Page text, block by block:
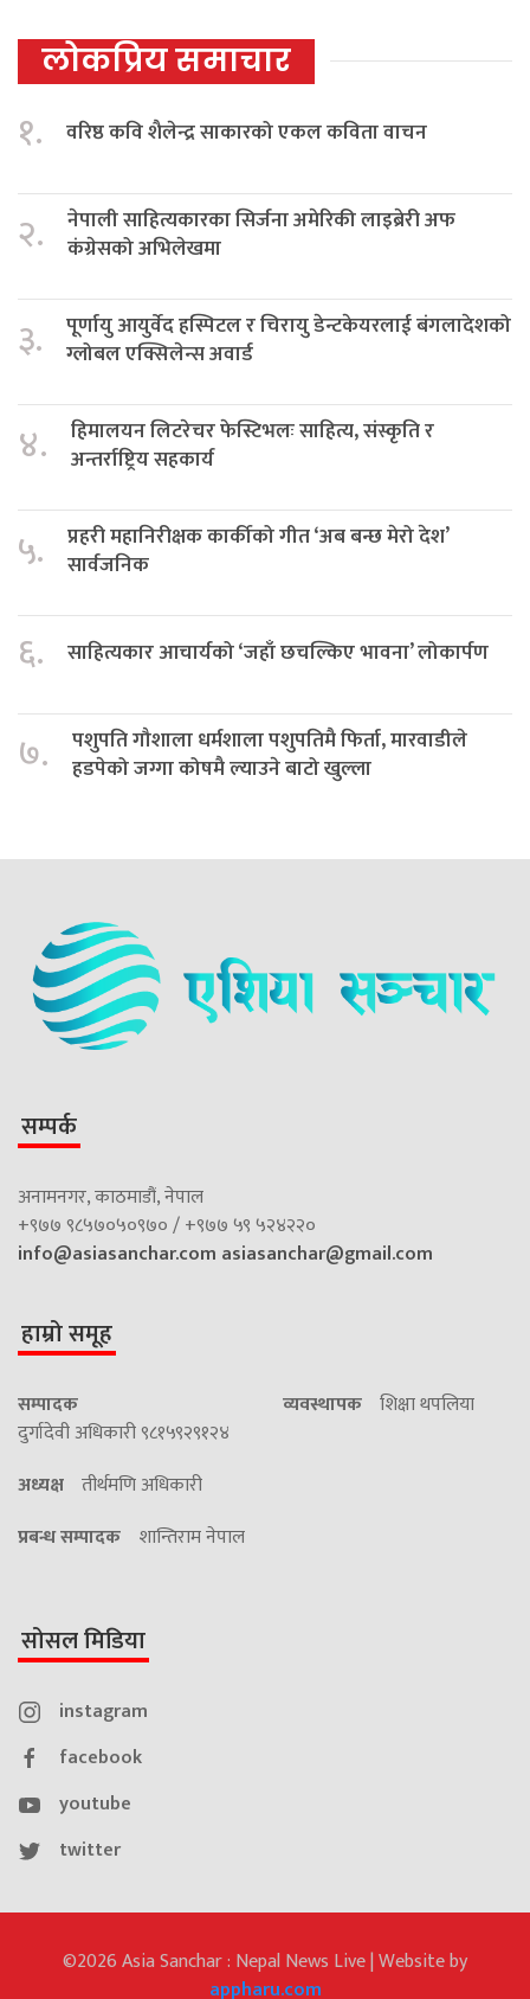
लोकप्रिय समाचार
१. वरिष्ठ कवि शैलेन्द्र साकारको एकल कविता वाचन
२.
नेपाली साहित्यकारका सिर्जना अमेरिकी लाइब्रेरी अफ
कंग्रेसको अभिलेखमा
३.
पूर्णायु आयुर्वेद हस्पिटल र चिरायु डेन्टकेयरलाई बंगलादेशको
ग्लोबल एक्सिलेन्स अवार्ड
४.
हिमालयन लिटरेचर फेस्टिभलः साहित्य, संस्कृति र
अन्तर्राष्ट्रिय सहकार्य
५.
प्रहरी महानिरीक्षक कार्कीको गीत ‘अब बन्छ मेरो देश’
सार्वजनिक
६. साहित्यकार आचार्यको ‘जहाँ छचल्किए भावना’ लोकार्पण
७.
पशुपति गौशाला धर्मशाला पशुपतिमै फिर्ता, मारवाडीले
हडपेको जग्गा कोषमै ल्याउने बाटो खुल्ला
सम्पर्क
अनामनगर, काठमाडौं, नेपाल
+९७७ ९८५७०५०९७० / +९७७ ५९ ५२४२२०
info@asiasanchar.com asiasanchar@gmail.com
हाम्रो समूह
सम्पादक
दुर्गादेवी अधिकारी ९८१५९२९१२४
व्यवस्थापक शिक्षा थपलिया
अध्यक्ष तीर्थमणि अधिकारी
प्रबन्ध सम्पादक शान्तिराम नेपाल
सोसल मिडिया
instagram
facebook
youtube
twitter
©2026 Asia Sanchar : Nepal News Live | Website by
appharu.com